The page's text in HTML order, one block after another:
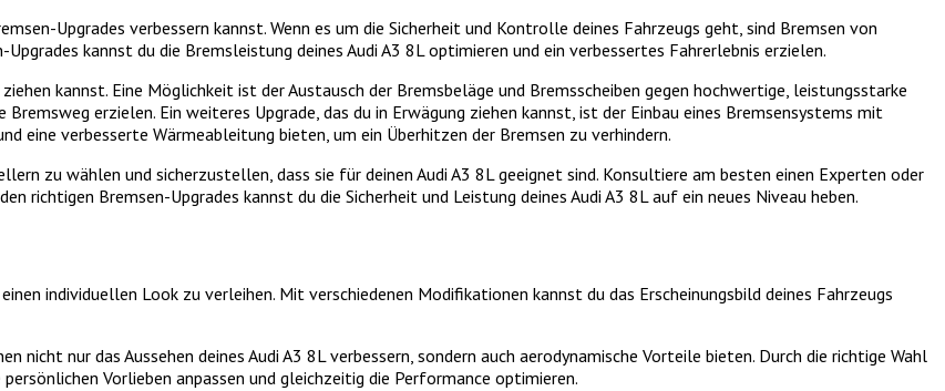
Upgrades verbessern kannst. Wenn es um die Sicherheit und Kontrolle deines Fahrzeugs geht, sind Bremsen von
kannst du die Bremsleistung deines Audi A3 8L optimieren und ein verbessertes Fahrerlebnis erzielen.
kannst. Eine Möglichkeit ist der Austausch der Bremsbeläge und Bremsscheiben gegen hochwertige, leistungsstarke
erzielen. Ein weiteres Upgrade, das du in Erwägung ziehen kannst, ist der Einbau eines Bremsensystems mit
eine verbesserte Wärmeableitung bieten, um ein Überhitzen der Bremsen zu verhindern.
zu wählen und sicherzustellen, dass sie für deinen Audi A3 8L geeignet sind. Konsultiere am besten einen Experten oder
richtigen Bremsen-Upgrades kannst du die Sicherheit und Leistung deines Audi A3 8L auf ein neues Niveau heben.
individuellen Look zu verleihen. Mit verschiedenen Modifikationen kannst du das Erscheinungsbild deines Fahrzeugs
nicht nur das Aussehen deines Audi A3 8L verbessern, sondern auch aerodynamische Vorteile bieten. Durch die richtige Wahl
Vorlieben anpassen und gleichzeitig die Performance optimieren.